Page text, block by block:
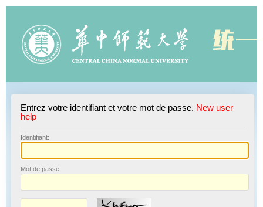
Entrez votre identifiant et votre mot de passe. New user
help
Identifiant:
Mot de passe: